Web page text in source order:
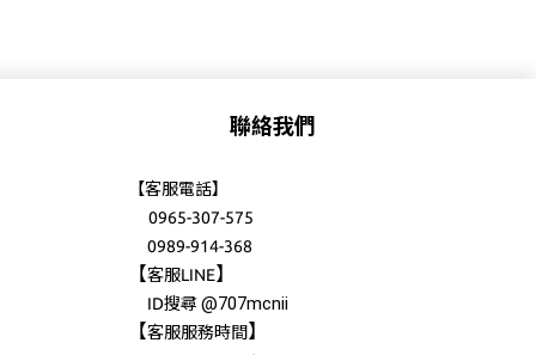
聯絡我們
【客服電話】
0965-307-575
0989-914-368
【客服LINE】
ID搜尋@707mcnii
【客服服務時間 】